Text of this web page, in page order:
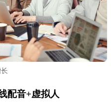
配音+虚拟人